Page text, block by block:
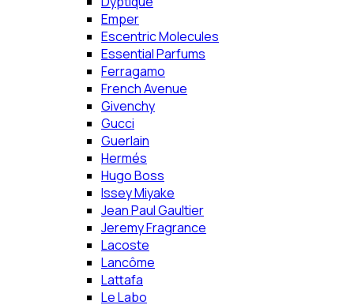
Emper
Escentric Molecules
Essential Parfums
Ferragamo
French Avenue
Givenchy
Gucci
Guerlain
Hermés
Hugo Boss
Issey Miyake
Jean Paul Gaultier
Jeremy Fragrance
Lacoste
Lancôme
Lattafa
Le Labo